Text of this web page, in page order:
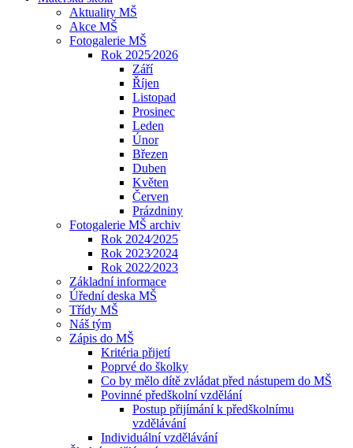
Aktuality MŠ
Akce MŠ
Fotogalerie MŠ
Rok 2025⁄2026
Září
Říjen
Listopad
Prosinec
Leden
Únor
Březen
Duben
Květen
Červen
Prázdniny
Fotogalerie MŠ archiv
Rok 2024⁄2025
Rok 2023⁄2024
Rok 2022⁄2023
Základní informace
Úřední deska MŠ
Třídy MŠ
Náš tým
Zápis do MŠ
Kritéria přijetí
Poprvé do školky
Co by mělo dítě zvládat před nástupem do MŠ
Povinné předškolní vzdělání
Postup přijímání k předškolnímu
vzdělávání
Individuální vzdělávání